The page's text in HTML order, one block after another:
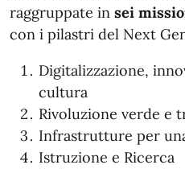
raggruppate in sei
con i pilastri del Next
Digitalizzazione,
cultura
Rivoluzione verde e
Infrastrutture per
Istruzione e Ricerca